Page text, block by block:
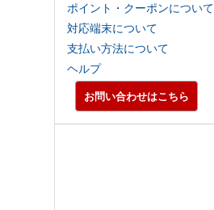
ポイント・クーポンについて
対応端末について
支払い方法について
ヘルプ
お問い合わせはこちら